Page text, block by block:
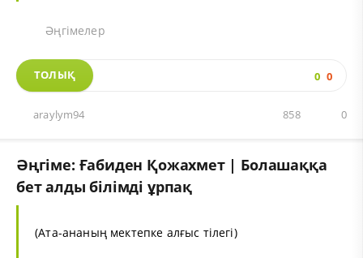
Әңгімелер
ТОЛЫҚ 0 0
araylym94 0
858
Әңгіме: Ғабиден Қожахмет | Болашаққа
бет алды білімді ұрпақ
(Ата-ананың мектепке алғыс тілегі)